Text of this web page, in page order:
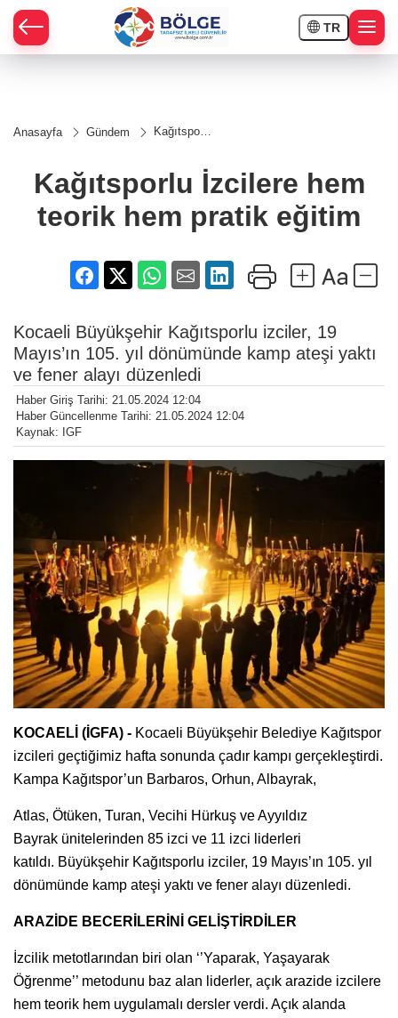
TR
Anasayfa Gündem
Kağıtsporlu
hem pratik
eğitim
Kağıtsporlu İzcilere hem
teorik hem pratik eğitim
Kocaeli Büyükşehir Kağıtsporlu izciler, 19
Mayıs’ın 105. yıl dönümünde kamp ateşi yaktı
ve fener alayı düzenledi
Haber Giriş Tarihi: 21.05.2024 12:04
Haber Güncellenme Tarihi: 21.05.2024 12:04
Kaynak: IGF
KOCAELİ (İGFA) - Kocaeli Büyükşehir Belediye Kağıtspor
izcileri geçtiğimiz hafta sonunda çadır kampı gerçekleştirdi.
Kampa Kağıtspor’un Barbaros, Orhun, Albayrak,
Atlas, Ötüken, Turan, Vecihi Hürkuş ve Ayyıldız
Bayrak ünitelerinden 85 izci ve 11 izci liderleri
katıldı. Büyükşehir Kağıtsporlu izciler, 19 Mayıs’ın 105. yıl
dönümünde kamp ateşi yaktı ve fener alayı düzenledi.
ARAZİDE BECERİLERİNİ GELİŞTİRDİLER
İzcilik metotlarından biri olan ‘’Yaparak, Yaşayarak
Öğrenme’’ metodunu baz alan liderler, açık arazide izcilere
hem teorik hem uygulamalı dersler verdi. Açık alanda